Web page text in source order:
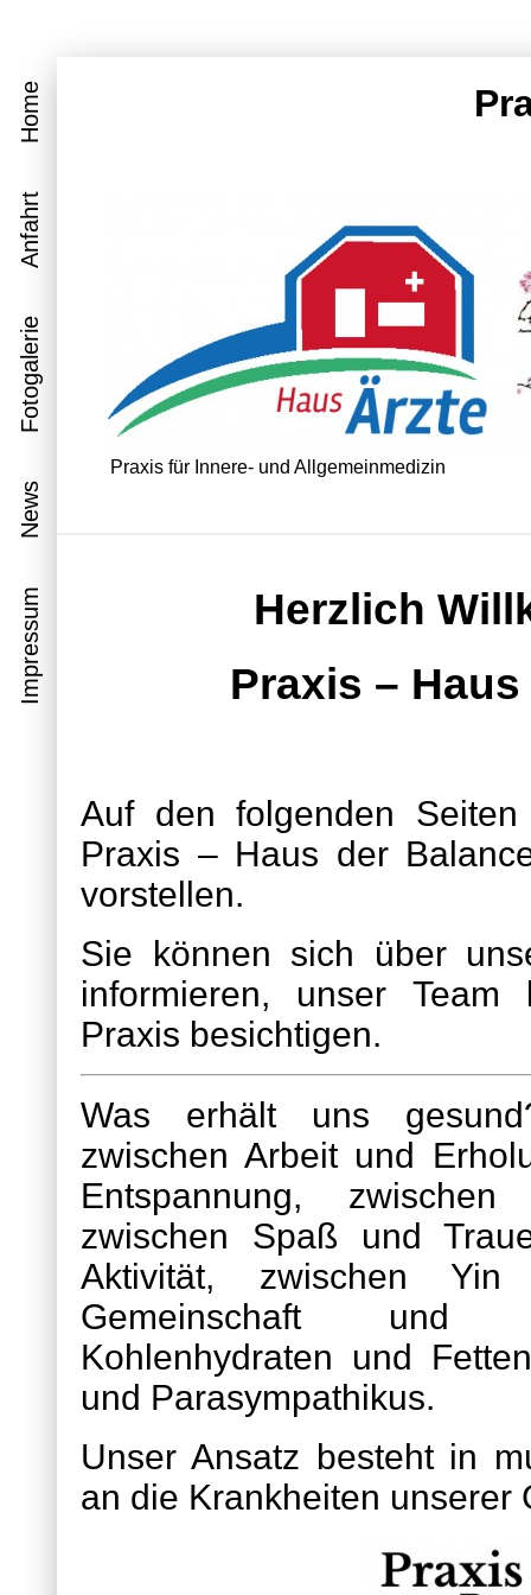
Home
Anfahrt
Fotogalerie
News
Impressum
Praxis für Innere- und Allgemeinmedizin
Herzlich
Praxis –
Auf den folgenden
Praxis – Haus der
vorstellen.
Sie können sich über
informieren, unser
Praxis besichtigen.
Was erhält uns
zwischen Arbeit und
Entspannung,
zwischen Spaß und
Aktivität, zwischen
Gemeinschaft und
Kohlenhydraten und
und Parasympathikus.
Unser Ansatz besteht in
an die Krankheiten unserer